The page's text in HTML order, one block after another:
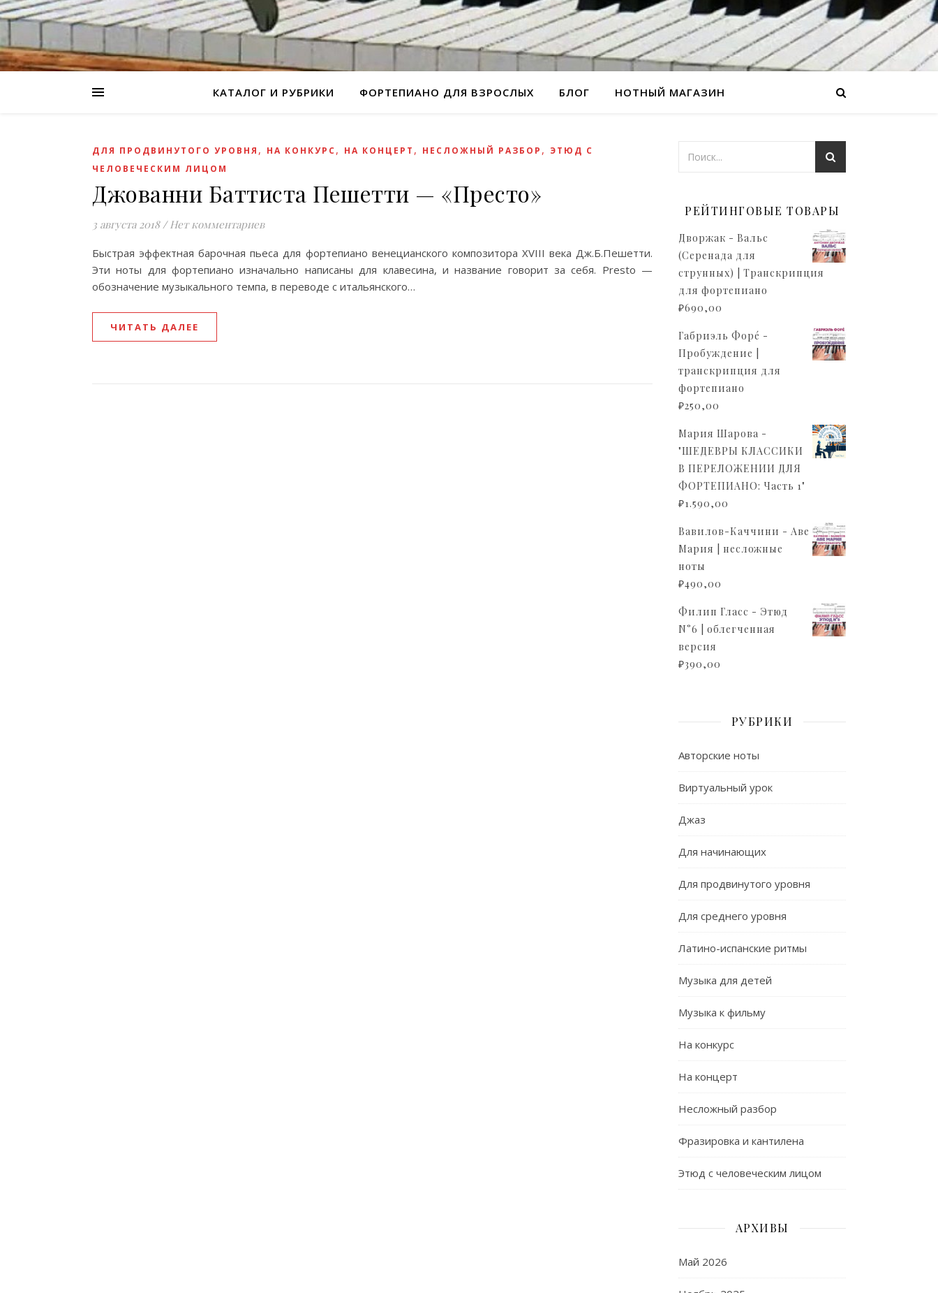
КАТАЛОГ И РУБРИКИ ФОРТЕПИАНО ДЛЯ ВЗРОСЛЫХ БЛОГ НОТНЫЙ МАГАЗИН
ДЛЯ ПРОДВИНУТОГО УРОВНЯ , НА КОНКУРС , НА КОНЦЕРТ , НЕСЛОЖНЫЙ РАЗБОР , ЭТЮД С
ЧЕЛОВЕЧЕСКИМ ЛИЦОМ
Джованни Баттиста Пешетти — «Престо»
3 августа 2018 / Нет комментариев
Быстрая эффектная барочная пьеса для фортепиано венецианского композитора XVIII века Дж.Б.Пешетти.
Эти ноты для фортепиано изначально написаны для клавесина, и название говорит за себя. Presto —
обозначение музыкального темпа, в переводе с итальянского…
ЧИТАТЬ ДАЛЕЕ
РЕЙТИНГОВЫЕ ТОВАРЫ
Дворжак - Вальс
(Серенада для
струнных) | Транскрипция
для фортепиано
₽690,00
Габриэль Форé -
Пробуждение |
транскрипция для
фортепиано
₽250,00
Мария Шарова -
"ШЕДЕВРЫ КЛАССИКИ
В ПЕРЕЛОЖЕНИИ ДЛЯ
ФОРТЕПИАНО: Часть 1"
₽1.590,00
Вавилов-Каччини - Аве
Мария | несложные
ноты
₽490,00
Филип Гласс - Этюд
N°6 | облегченная
версия
₽390,00
РУБРИКИ
Авторские ноты
Виртуальный урок
Джаз
Для начинающих
Для продвинутого уровня
Для среднего уровня
Латино-испанские ритмы
Музыка для детей
Музыка к фильму
На конкурс
На концерт
Несложный разбор
Фразировка и кантилена
Этюд с человеческим лицом
АРХИВЫ
Май 2026